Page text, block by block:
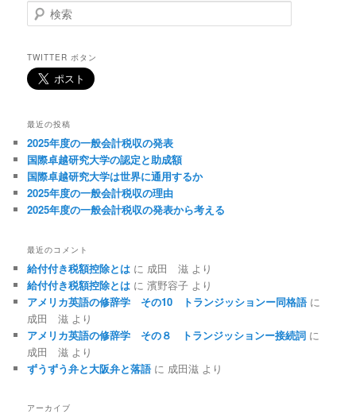
検
索
TWITTER ボタン
最近の投稿
2025年度の一般会計税収の発表
国際卓越研究大学の認定と助成額
国際卓越研究大学は世界に通用するか
2025年度の一般会計税収の理由
2025年度の一般会計税収の発表から考える
最近のコメント
給付付き税額控除とは に 成田 滋 より
給付付き税額控除とは に濱野容子 より
アメリカ英語の修辞学 その10 トランジッションー同格語に
成田 滋 より
アメリカ英語の修辞学 その８ トランジッションー接続詞 に
成田 滋 より
ずうずう弁と大阪弁と落語に 成田滋 より
アーカイブ